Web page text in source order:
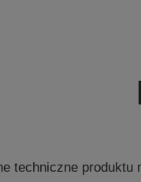
techniczne produktu